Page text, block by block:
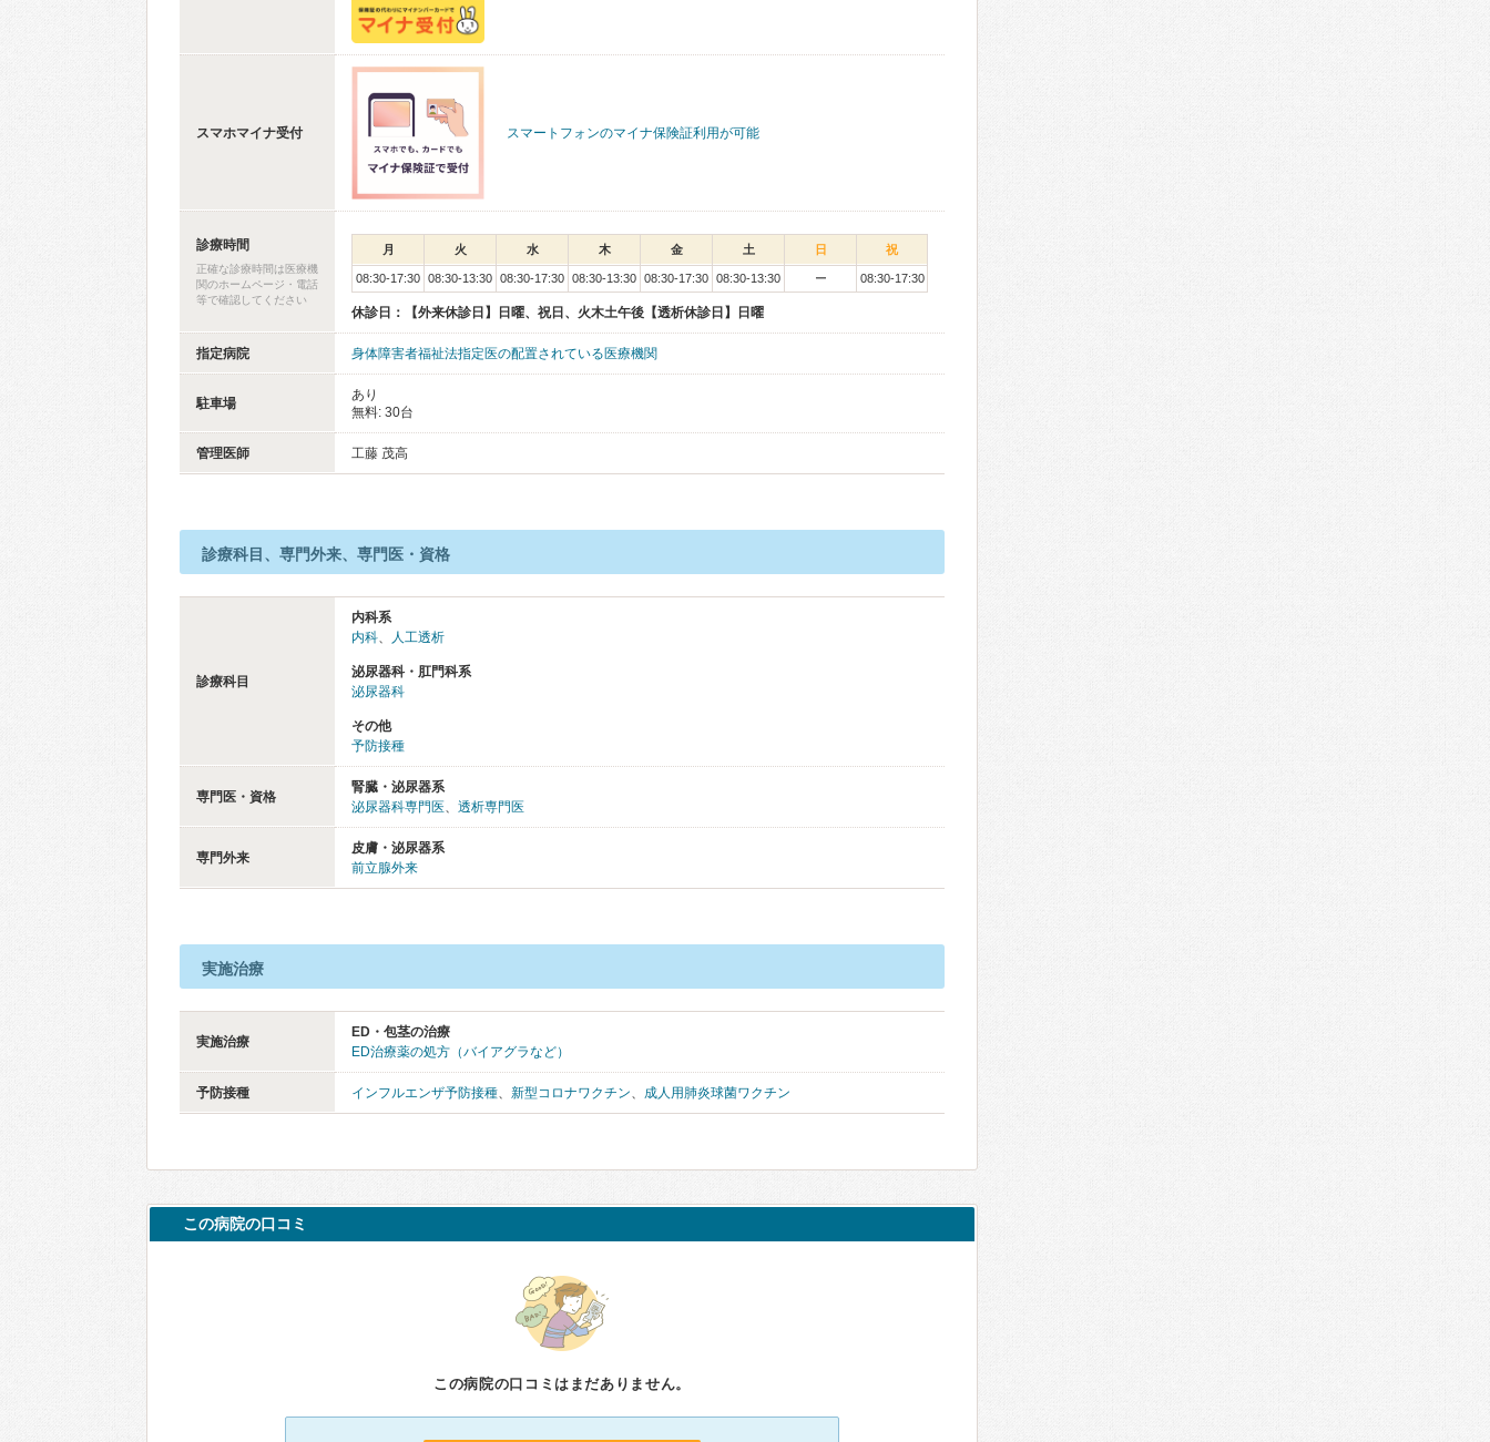
スマホマイナ受付 スマートフォンのマイナ保険証利用が可能
診療時間
正確な診療時間は医療機
関のホームページ・電話
等で確認してください
月 火 水 木 金 土 日 祝
08:30-17:30 08:30-13:30 08:30-17:30 08:30-13:30 08:30-17:30 08:30-13:30 ー 08:30-17:30
休診日：【外来休診日】日曜、祝日、火木土午後【透析休診日】日曜
指定病院 身体障害者福祉法指定医の配置されている医療機関
駐車場
あり
無料: 30台
管理医師 工藤 茂高
診療科目、専門外来、専門医・資格
診療科目
内科系
内科、 人工透析
泌尿器科・肛門科系
泌尿器科
その他
予防接種
専門医・資格
腎臓・泌尿器系
泌尿器科専門医、 透析専門医
専門外来
皮膚・泌尿器系
前立腺外来
実施治療
実施治療
ED・包茎の治療
ED治療薬の処方（バイアグラなど）
予防接種 インフルエンザ予防接種、 新型コロナワクチン、 成人用肺炎球菌ワクチン
この病院の口コミ
この病院の口コミはまだありません。